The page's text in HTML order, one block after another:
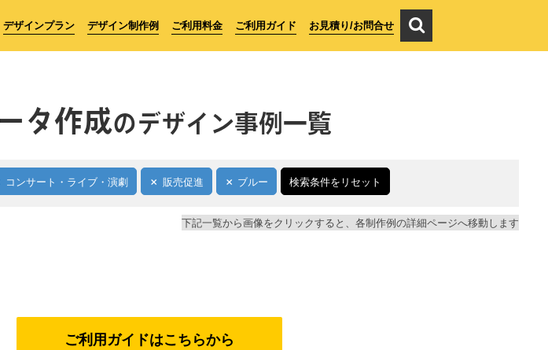
デザインプラン デザイン制作例 ご利用料金 ご利用ガイド お見積り/お問合せ
タ作成のデザイン事例一覧
コンサート・ライブ・演劇 販売促進 ブルー 検索条件をリセット
下記一覧から画像をクリックすると、各制作例の詳細ページへ移動します
ご利用ガイドはこちらから